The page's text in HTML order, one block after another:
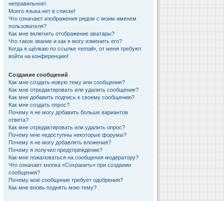
неправильное!
Моего языка нет в списке!
Что означают изображения рядом с моим именем
пользователя?
Как мне включить отображение аватары?
Что такое звание и как я могу изменить его?
Когда я щёлкаю по ссылке «email», от меня требуют
войти на конференцию!
Создание сообщений
Как мне создать новую тему или сообщение?
Как мне отредактировать или удалить сообщение?
Как мне добавить подпись к своему сообщению?
Как мне создать опрос?
Почему я не могу добавить больше вариантов
ответа?
Как мне отредактировать или удалить опрос?
Почему мне недоступны некоторые форумы?
Почему я не могу добавлять вложения?
Почему я получил предупреждение?
Как мне пожаловаться на сообщения модератору?
Что означает кнопка «Сохранить» при создании
сообщения?
Почему моё сообщение требует одобрения?
Как мне вновь поднять мою тему?